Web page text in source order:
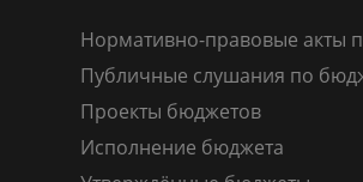
Нормативно-правовые акты
Публичные слушания по
Проекты бюджетов
Исполнение бюджета